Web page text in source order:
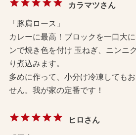
カラマツさん
「豚肩ロース」
カレーに最高！ブロックを一口大
ンで焼き色を付け 玉ねぎ、ニンニ
り煮込みます。
多めに作って、小分け冷凍しても
せん。我が家の定番です！
ヒロさん